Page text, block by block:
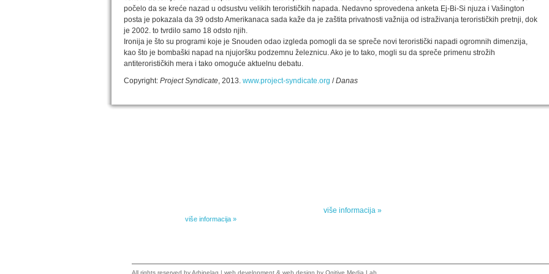
počelo da se kreće nazad u odsustvu velikih terorističkih napada. Nedavno sprovedena anketa Ej-Bi-Si njuza i Vašington
posta je pokazala da 39 odsto Amerikanaca sada kaže da je zaštita privatnosti važnija od istraživanja terorističkih pretnji, dok
je 2002. to tvrdilo samo 18 odsto njih.
Ironija je što su programi koje je Snouden odao izgleda pomogli da se spreče novi teroristički napadi ogromnih dimenzija,
kao što je bombaški napad na njujoršku podzemnu železnicu. Ako je to tako, mogli su da spreče primenu strožih
antiterorističkih mera i tako omoguće aktuelnu debatu.
Copyright: Project Syndicate, 2013. www.project-syndicate.org /Danas
više informacija »
više informacija »
All rights reserved byArhipelag | web development & web design by Ogitive Media Lab